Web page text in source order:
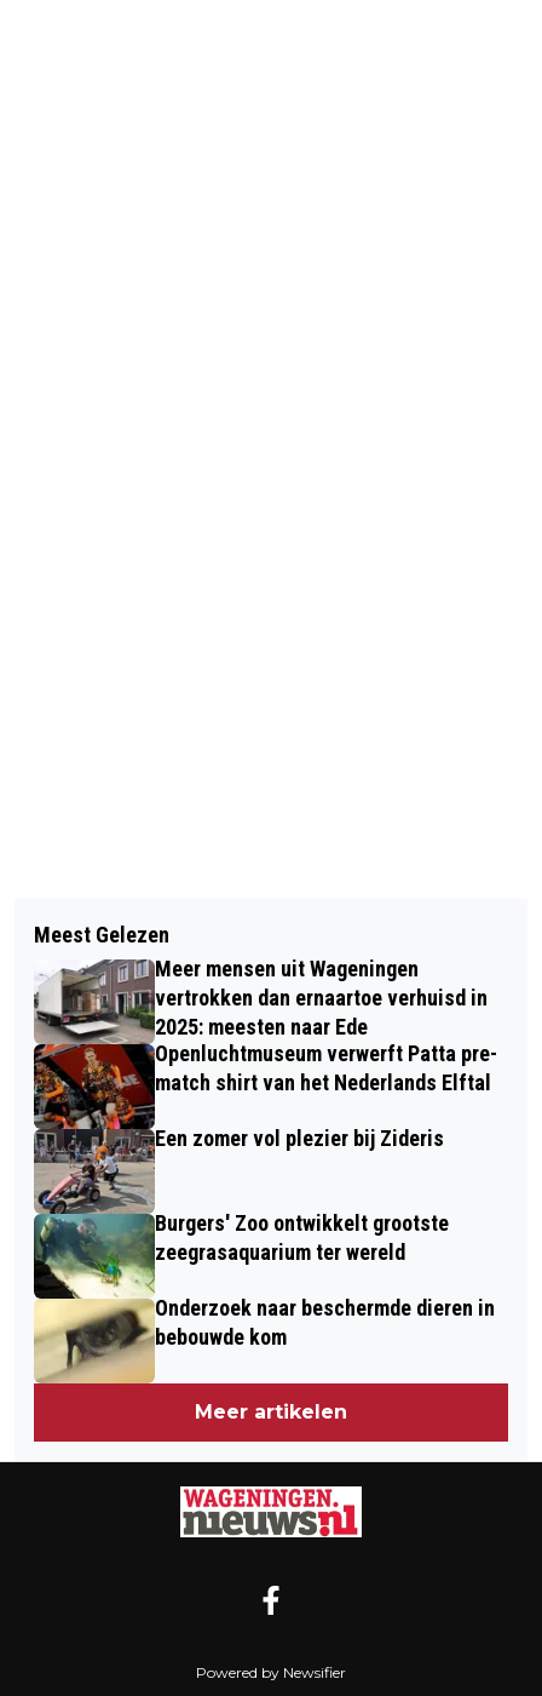
SPANNENDE DEBATTEN MET
BASISSCHOOLLEERLINGEN IN
ARNHEM WAREN OP 6 JUNI
WERKNEMER MAG GEHEIM RAPPORT
INZIEN OM ZICH NA ONTSLAG TE
KUNNEN VERDEDIGEN
Meest Gelezen
Meer mensen uit Wageningen
vertrokken dan ernaartoe verhuisd in
2025: meesten naar Ede
Openluchtmuseum verwerft Patta pre-
match shirt van het Nederlands Elftal
Een zomer vol plezier bij Zideris
Burgers' Zoo ontwikkelt grootste
zeegrasaquarium ter wereld
Onderzoek naar beschermde dieren in
bebouwde kom
Meer artikelen
Powered by Newsifier